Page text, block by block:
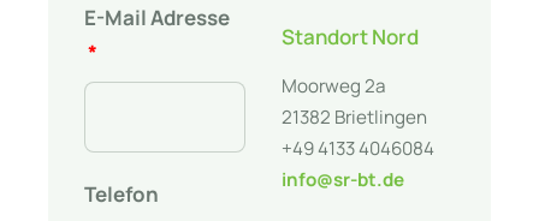
E-Mail Adresse
Telefon
Standort Nord
Moorweg 2a
21382 Brietlingen
+49 4133 4046084
info@sr-bt.de